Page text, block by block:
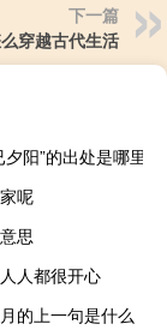
下一篇
穿越古代生活
阳”的出处是哪里
呢
思
人都很开心
的上一句是什么